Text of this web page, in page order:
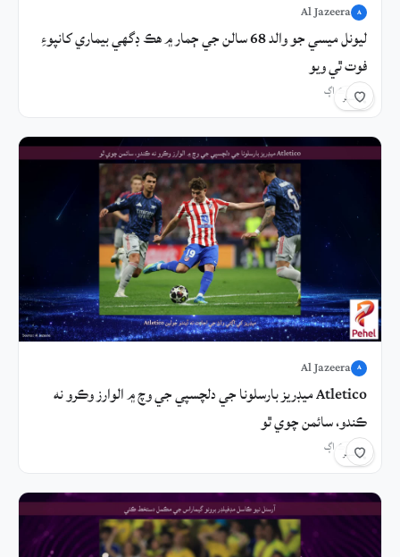
A
Al Jazeera
ليونل ميسي جو والد 68 سالن جي ڄمار ۾ هڪ ڊگهي بيماري کانپوءِ
فوت ٿي ويو
3 ڪلاڪ اڳ شيئر
A
Al Jazeera
Atletico ميڊريز بارسلونا جي دلچسپي جي وچ ۾ الوارز وڪرو نه
ڪندو، سائمن چوي ٿو
5 ڪلاڪ اڳ شيئر